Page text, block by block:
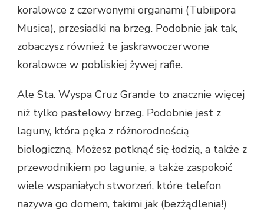
koralowce z czerwonymi organami (Tubiipora
Musica), przesiadki na brzeg. Podobnie jak tak,
zobaczysz również te jaskrawoczerwone
koralowce w pobliskiej żywej rafie.
Ale Sta. Wyspa Cruz Grande to znacznie więcej
niż tylko pastelowy brzeg. Podobnie jest z
laguny, która pęka z różnorodnością
biologiczną. Możesz potknąć się łodzią, a także z
przewodnikiem po lagunie, a także zaspokoić
wiele wspaniałych stworzeń, które telefon
nazywa go domem, takimi jak (bezżądlenia!)